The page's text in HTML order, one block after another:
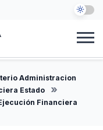
Administracion
Estado
Financiera